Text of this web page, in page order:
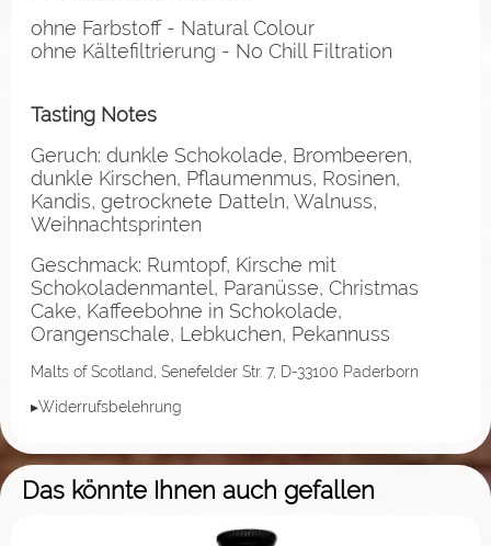
ohne Farbstoff - Natural Colour
ohne Kältefiltrierung - No Chill Filtration
Tasting Notes
Geruch: dunkle Schokolade, Brombeeren,
dunkle Kirschen, Pflaumenmus, Rosinen,
Kandis, getrocknete Datteln, Walnuss,
Weihnachtsprinten
Geschmack: Rumtopf, Kirsche mit
Schokoladenmantel, Paranüsse, Christmas
Cake, Kaffeebohne in Schokolade,
Orangenschale, Lebkuchen, Pekannuss
Malts of Scotland, Senefelder Str. 7, D-33100 Paderborn
▸Widerrufsbelehrung
Das könnte Ihnen auch gefallen